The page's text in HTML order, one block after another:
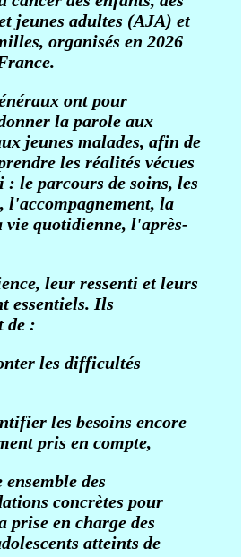
jeunes adultes (AJA) et
organisés en 2026
ont pour
la parole aux
jeunes malades, afin de
les réalités vécues
le parcours de soins, les
l'accompagnement, la
vie quotidienne, l'après-
leur ressenti et leurs
essentiels. Ils
de :
les difficultés
les besoins encore
pris en compte,
des
concrètes pour
prise en charge des
atteints de